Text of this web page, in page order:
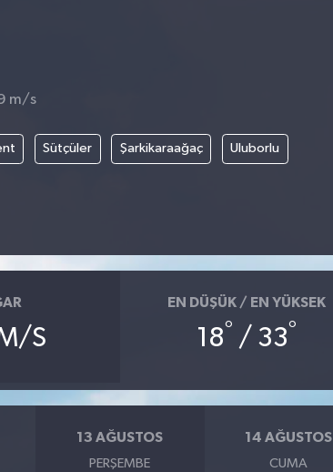
m/s
Sütçüler Şarkikaraağaç Uluborlu
S
EN DÜŞÜK / EN YÜKSEK
18° / 33°
13 AĞUSTOS
PERŞEMBE
14 AĞUSTOS
CUMA